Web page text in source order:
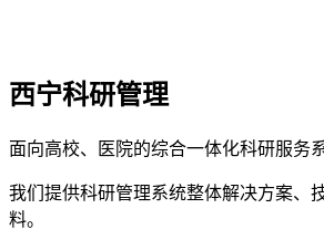
西宁科研管理
面向高校、医院的综合一体化科研服务
我们提供科研管理系统整体解决方案、
料。